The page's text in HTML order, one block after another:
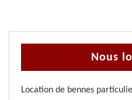
Nous
Location de bennes